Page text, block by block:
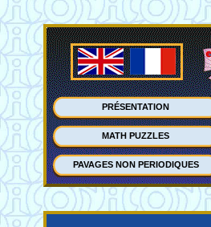
PRÉSENTATION
MATH PUZZLES
PAVAGES NON PERIODIQUES